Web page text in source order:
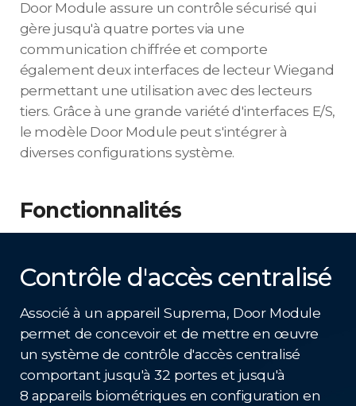
Door Module assure un contrôle sécurisé qui
gère jusqu'à quatre portes via une
communication chiffrée et comporte
également deux interfaces de lecteur Wiegand
permettant une utilisation avec des lecteurs
tiers. Grâce à une grande variété d'interfaces E/S,
le modèle Door Module peut s'intégrer à
diverses configurations système.
Fonctionnalités
Contrôle d'accès centralisé
Associé à un appareil Suprema, Door Module
permet de concevoir et de mettre en œuvre
un système de contrôle d'accès centralisé
comportant jusqu'à 32 portes et jusqu'à
8 appareils biométriques en configuration en